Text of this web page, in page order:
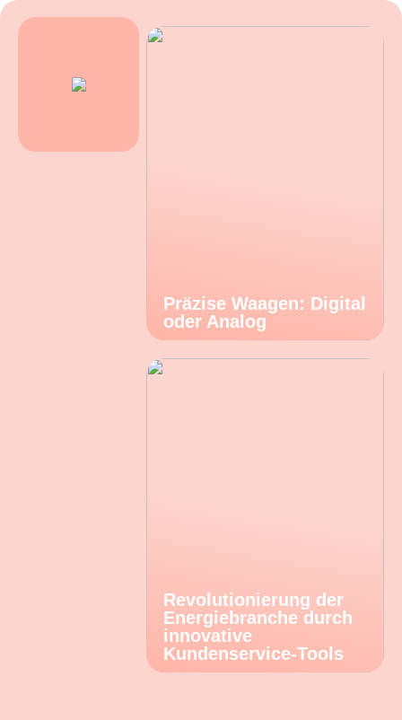
Präzise Waagen: Digital
oder Analog
Revolutionierung der
Energiebranche durch
innovative
Kundenservice-Tools